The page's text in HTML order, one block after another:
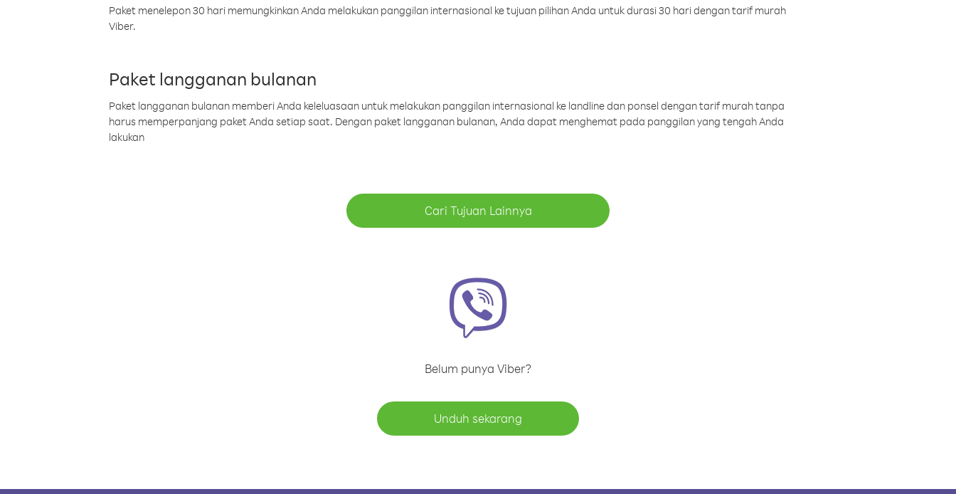
Paket menelepon 30 hari memungkinkan Anda melakukan panggilan internasional ke tujuan pilihan Anda untuk durasi 30 hari dengan tarif murah
Viber.
Paket langganan bulanan
Paket langganan bulanan memberi Anda keleluasaan untuk melakukan panggilan internasional ke landline dan ponsel dengan tarif murah tanpa
harus memperpanjang paket Anda setiap saat. Dengan paket langganan bulanan, Anda dapat menghemat pada panggilan yang tengah Anda
lakukan
Cari Tujuan Lainnya
Belum punya Viber?
Unduh sekarang